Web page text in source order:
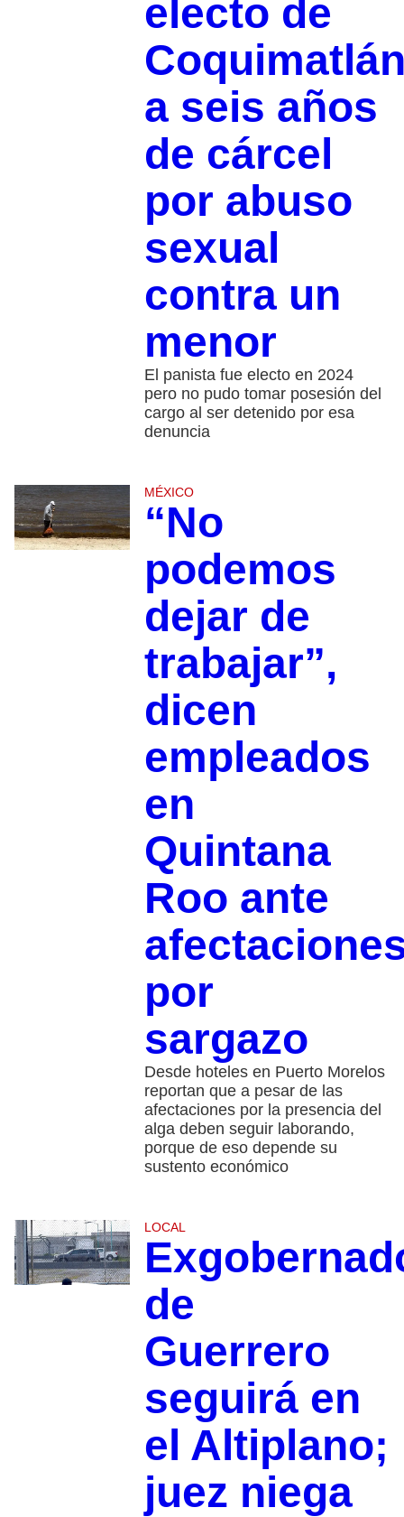
electo de
a seis años
de cárcel
por abuso
sexual
contra un
menor
El panista fue electo en 2024
pero no pudo tomar posesión del
cargo al ser detenido por esa
denuncia
MÉXICO
“No
podemos
dejar de
trabajar”,
dicen
empleados
en
Quintana
Roo ante
por
sargazo
Desde hoteles en Puerto Morelos
reportan que a pesar de las
afectaciones por la presencia del
alga deben seguir laborando,
porque de eso depende su
sustento económico
LOCAL
de
Guerrero
seguirá en
el Altiplano;
juez niega